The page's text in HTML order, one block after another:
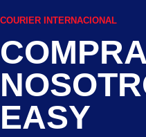
COURIER INTERNACIONAL
EASY